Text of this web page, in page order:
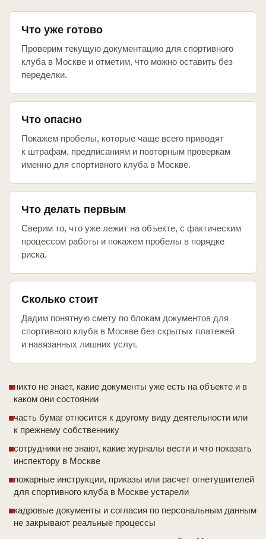
Что уже готово
Проверим текущую документацию для спортивного
клуба в Москве и отметим, что можно оставить без
переделки.
Что опасно
Покажем пробелы, которые чаще всего приводят
к штрафам, предписаниям и повторным проверкам
именно для спортивного клуба в Москве.
Что делать первым
Сверим то, что уже лежит на объекте, с фактическим
процессом работы и покажем пробелы в порядке
риска.
Сколько стоит
Дадим понятную смету по блокам документов для
спортивного клуба в Москве без скрытых платежей
и навязанных лишних услуг.
никто не знает, какие документы уже есть на объекте и в
каком они состоянии
часть бумаг относится к другому виду деятельности или
к прежнему собственнику
сотрудники не знают, какие журналы вести и что показать
инспектору в Москве
пожарные инструкции, приказы или расчет огнетушителей
для спортивного клуба в Москве устарели
кадровые документы и согласия по персональным данным
не закрывают реальные процессы